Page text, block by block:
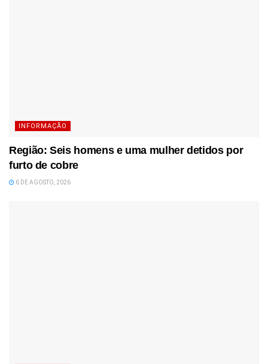
INFORMAÇÃO
Região: Seis homens e uma mulher detidos por
furto de cobre
6 DE AGOSTO, 2026